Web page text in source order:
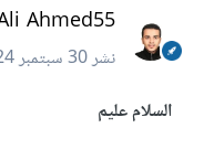
Ali Ahmed55
نشر30 سبتمبر 2024
السلام عليم